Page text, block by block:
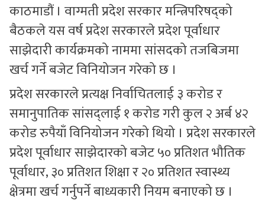
काठमाडौं । वाग्मती प्रदेश सरकार मन्त्रिपरिषद्को
बैठकले यस वर्ष प्रदेश सरकारले प्रदेश पूर्वाधार
साझेदारी कार्यक्रमको नाममा सांसदको तजबिजमा
खर्च गर्ने बजेट विनियोजन गरेको छ ।
प्रदेश सरकारले प्रत्यक्ष निर्वाचितलाई ३ करोड र
समानुपातिक सांसद्‍लाई १ करोड गरी कुल २ अर्ब ४२
करोड रुपैयाँ विनियोजन गरेको थियो । प्रदेश सरकारले
प्रदेश पूर्वाधार साझेदारको बजेट ५० प्रतिशत भौतिक
पूर्वाधार, ३० प्रतिशत शिक्षा र २० प्रतिशत स्वास्थ्य
क्षेत्रमा खर्च गर्नुपर्ने बाध्यकारी नियम बनाएको छ ।